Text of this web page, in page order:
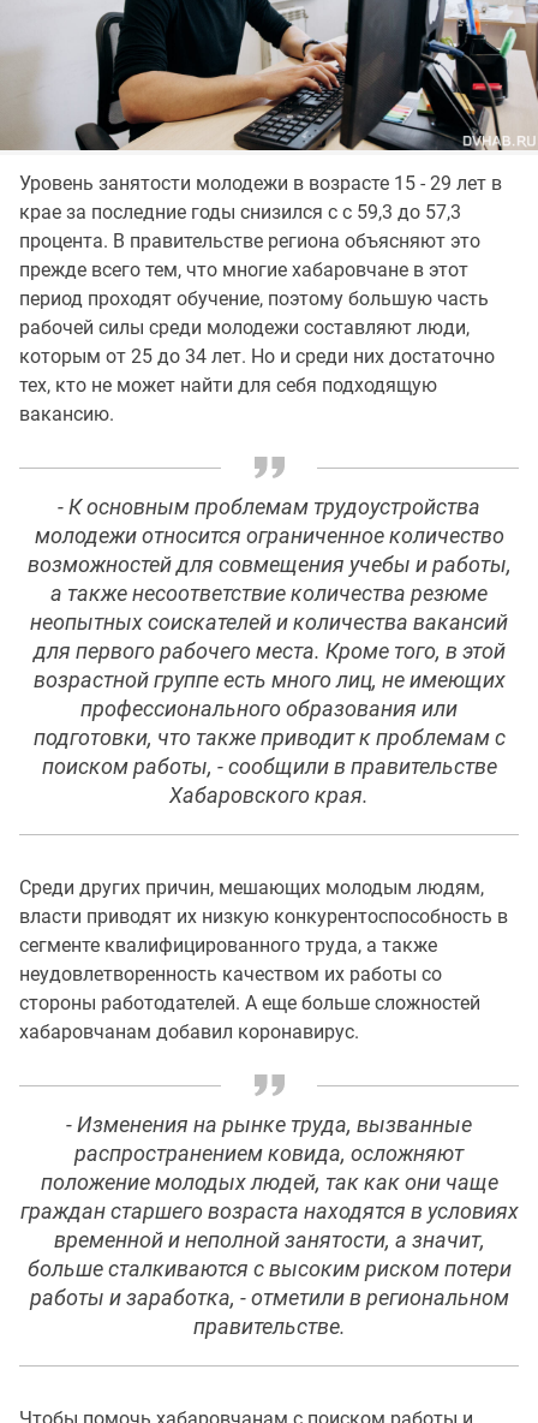
Уровень занятости молодежи в возрасте 15 - 29 лет в
крае за последние годы снизился с с 59,3 до 57,3
процента. В правительстве региона объясняют это
прежде всего тем, что многие хабаровчане в этот
период проходят обучение, поэтому большую часть
рабочей силы среди молодежи составляют люди,
которым от 25 до 34 лет. Но и среди них достаточно
тех, кто не может найти для себя подходящую
вакансию.
- К основным проблемам трудоустройства
молодежи относится ограниченное количество
возможностей для совмещения учебы и работы,
а также несоответствие количества резюме
неопытных соискателей и количества вакансий
для первого рабочего места. Кроме того, в этой
возрастной группе есть много лиц, не имеющих
профессионального образования или
подготовки, что также приводит к проблемам с
поиском работы, - сообщили в правительстве
Хабаровского края.
Среди других причин, мешающих молодым людям,
власти приводят их низкую конкурентоспособность в
сегменте квалифицированного труда, а также
неудовлетворенность качеством их работы со
стороны работодателей. А еще больше сложностей
хабаровчанам добавил коронавирус.
- Изменения на рынке труда, вызванные
распространением ковида, осложняют
положение молодых людей, так как они чаще
граждан старшего возраста находятся в условиях
временной и неполной занятости, а значит,
больше сталкиваются с высоким риском потери
работы и заработка, - отметили в региональном
правительстве.
Чтобы помочь хабаровчанам с поиском работы и